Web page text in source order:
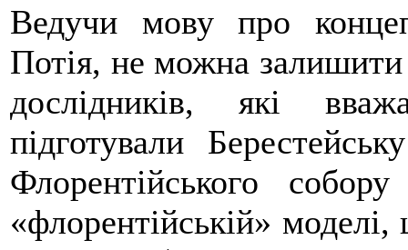
Ведучи мову про
Потія, не можна
дослідників, які
підготували
Флорентійського
«флорентійській»